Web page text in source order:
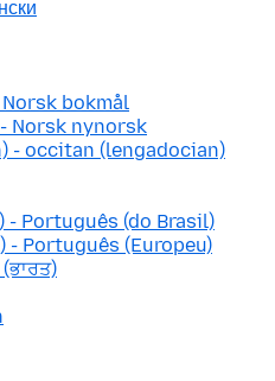
bokmål
Norsk nynorsk
- occitan (lengadocian)
- Português (do Brasil)
- Português (Europeu)